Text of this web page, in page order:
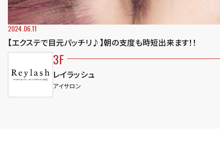
2024.06.11
【エクステで目元パッチリ♪】朝の支度も時短出来ます！！
3F
レイラッシュ
アイサロン